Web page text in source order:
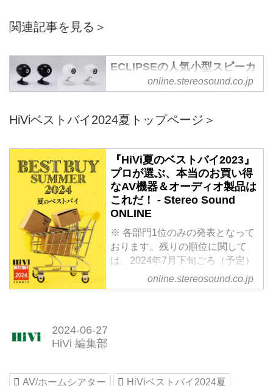
関連記事を見る＞
ECLIPSEの人気小型スピーカ
ーが「TD508MK4」に進化。
8cmフルレンジユニット搭載
さとリアルさを身に着けて、
Stereo Sound ONLINE
デンソーテンは、ECLIPSE（イ
クリプス）のホームオーディオシ
ステム新製品として小型スピーカ
ー「TD508MK4」を本日発表、2
●8cm口径フルレンジスピーカー
TD508MK4BK ￥74,800（税込、
1本、ブラック）
TD508MK4WH ￥74,800（税込、
1本、ホワイト）
体質...
online.stereosound.co.jp
HiViベストバイ2024夏トップページ＞
『HiVi夏のベストバイ2023』
プロが選ぶ、本当のお買い得
なAV機器＆オーディオ製品は
これだ！ - Stereo Sound
ONLINE
※ 各部門1位のみの発表となって
おります。残りの順位に関して
は、2024年7月下旬ごろ（予定）
に各ページにて発表（追記）いた
します。
●HiV冬のベストバイ2023 ＞
online.stereosound.co.jp
2024-06-27
HiVi 編集部
AV/ホームシアター
HiViベストバイ2024夏